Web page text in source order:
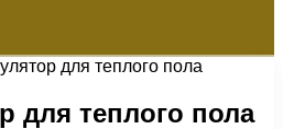
для теплого пола
для теплого пола